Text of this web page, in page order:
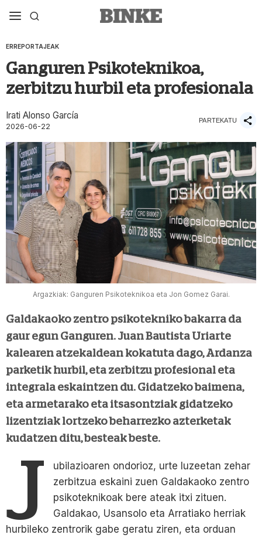
ERREPORTAJEAK
Ganguren Psikoteknikoa,
zerbitzu hurbil eta profesionala
Irati Alonso García
2026-06-22
PARTEKATU
Argazkiak: Ganguren Psikoteknikoa eta Jon Gomez Garai.
Galdakaoko zentro psikotekniko bakarra da
gaur egun Ganguren. Juan Bautista Uriarte
kalearen atzekaldean kokatuta dago, Ardanza
parketik hurbil, eta zerbitzu profesional eta
integrala eskaintzen du. Gidatzeko baimena,
eta armetarako eta itsasontziak gidatzeko
lizentziak lortzeko beharrezko azterketak
kudatzen ditu, besteak beste.
J
ubilazioaren ondorioz, urte luzeetan zehar
zerbitzua eskaini zuen Galdakaoko zentro
psikoteknikoak bere ateak itxi zituen.
Galdakao, Usansolo eta Arratiako herriak
hurbileko zentrorik gabe geratu ziren, eta orduan